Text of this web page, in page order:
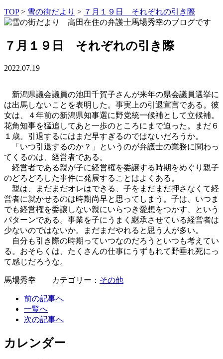
TOP> 雪の街だより > ７月１９日 それぞれの引き際
７月１９日 それぞれの引き際
2022.07.19
新潟県議会議員の池田千賀子さんが来年の県会議員選挙に
は出馬しないことを表明した。事実上の引退宣言である。彼
女は、４年前の新潟県知事選に野党統一候補として立候補。
花角知事を猛追してあと一歩のところにまで迫った。まだ６
１歳。引退するにはまだ早すぎるのではないだろうか。
「いつ引退するのか？」というのが弁護士の業務に関わっ
てくるのは、経営者である。
経営者である親が子に経営権を委譲する時期をめぐり親子
のどろどろした事件に発展することはよくある。
親は、まだまだオレはできる、子をまだまだ押さなくて経
営者に就かせるのは時期尚早と思ってしまう。子は、いつま
でも経営権を委譲しない親にいらつき愛想をつかす、という
パターンである。事業を子にうまく継承させている経営者は
少ないのではないか。まだまだやれると思う人が多い。
自分も引き際の時期っていつなのだろうといつも考えてい
る。おそらくは、たくさんの仕事にうずもれて野垂れ死にっ
て感じだろうな。
馬場秀幸 カテゴリー： その他
前の記事へ
一覧へ
次の記事へ
カレンダー